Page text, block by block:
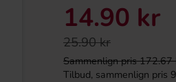
14.90 kr
25.90 kr
Sammenlign pris
Tilbud, sammenlign pris